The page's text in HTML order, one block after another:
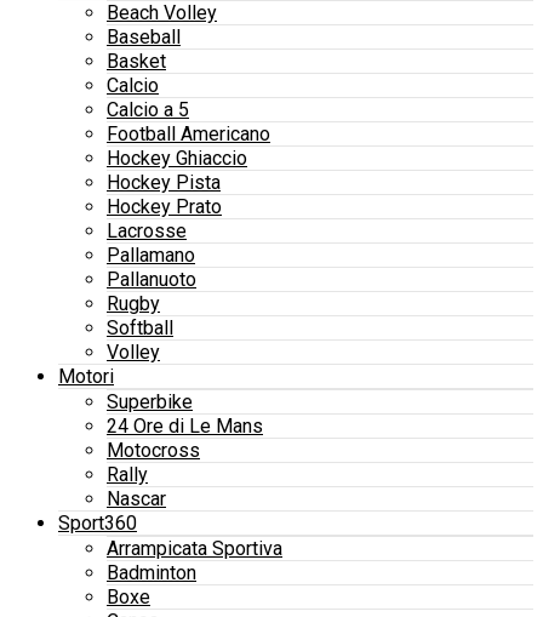
Beach Volley
Baseball
Basket
Calcio
Calcio a 5
Football Americano
Hockey Ghiaccio
Hockey Pista
Hockey Prato
Lacrosse
Pallamano
Pallanuoto
Rugby
Softball
Volley
Motori
Superbike
24 Ore di Le Mans
Motocross
Rally
Nascar
Sport360
Arrampicata Sportiva
Badminton
Boxe